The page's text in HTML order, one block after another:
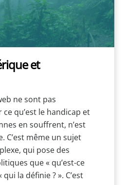
et
ne sont pas
qu’est le handicap et
en souffrent, n’est
C’est même un sujet
qui pose des
que « qu’est-ce
la définie ? ». C’est